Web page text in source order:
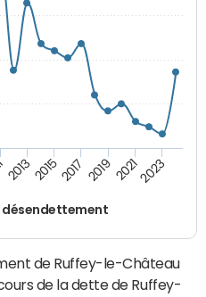
désendettement
2013 20152017 2019 20212023
de Ruffey-le-Château
de la dette de Ruffey-